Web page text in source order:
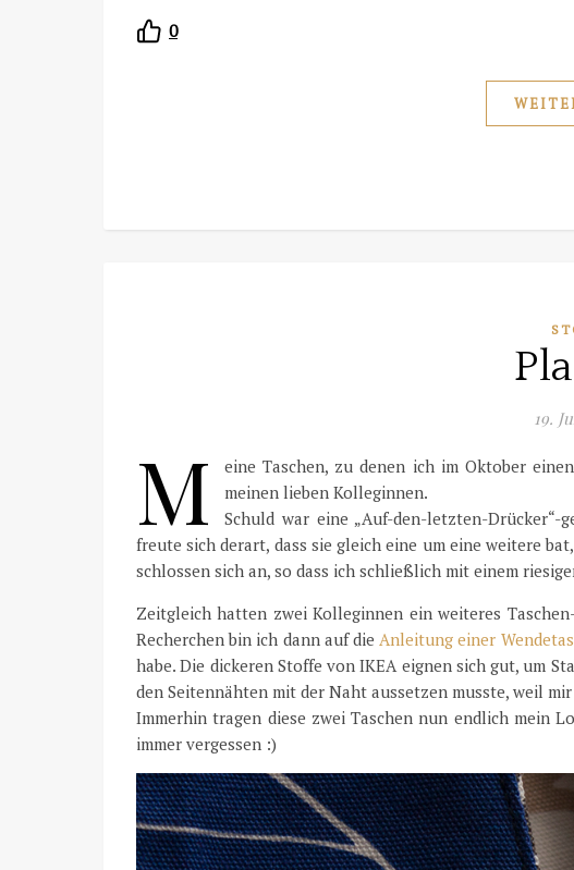
0
19.
M eine Taschen, zu denen ich im Oktober einen
meinen lieben Kolleginnen.
Schuld war eine „Auf-den-letzten-
freute sich derart, dass sie gleich eine um eine weitere
schlossen sich an, so dass ich schließlich mit einem
Zeitgleich hatten zwei Kolleginnen ein weiteres
Recherchen bin ich dann auf die Anleitung einer
habe. Die dickeren Stoffe von IKEA eignen sich gut, um
den Seitennähten mit der Naht aussetzen musste, weil
Immerhin tragen diese zwei Taschen nun endlich mein
immer vergessen :)